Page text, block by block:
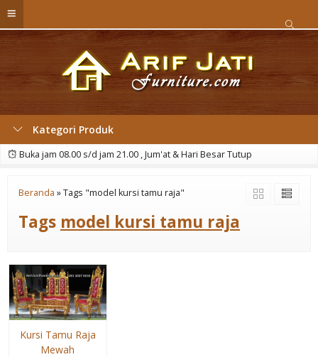
Kategori Produk
Buka jam 08.00 s/d jam 21.00 , Jum'at & Hari Besar Tutup
Beranda »Tags "model kursi tamu raja"
Tags model kursi tamu raja
Kursi Tamu Raja
Mewah